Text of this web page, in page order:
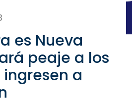
es Nueva
peaje a los
a